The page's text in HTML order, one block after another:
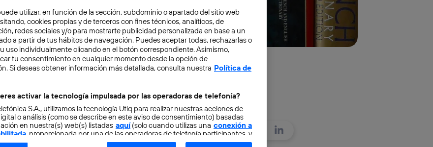
2 min
o C++?
utilizar, en función de la sección, subdominio o apartado del sitio web
cookies propias y de terceros con fines técnicos, analíticos, de
redes sociales y/o para mostrarte publicidad personalizada en base a un
a partir de tus hábitos de navegación. Puedes aceptar todas, rechazarlas o
uso individualmente clicando en el botón correspondiente. Asimismo,
tu consentimiento en cualquier momento desde la opción de
Si deseas obtener información más detallada, consulta nuestra Política de
activar la tecnología impulsada por las operadoras de telefonía?
S.A., utilizamos la tecnología Utiq para realizar nuestras acciones de
o análisis (como se describe en este aviso de consentimiento) basadas
en nuestra(s) web(s) listadas aquí(solo cuando utilizas una conexión a
, proporcionada por una de las operadoras de telefonía participantes, y
en cada página web).